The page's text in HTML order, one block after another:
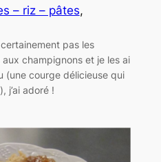
– riz – pâtes
pas les
champignons et je les ai
(une courge délicieuse qui
j’ai adoré !